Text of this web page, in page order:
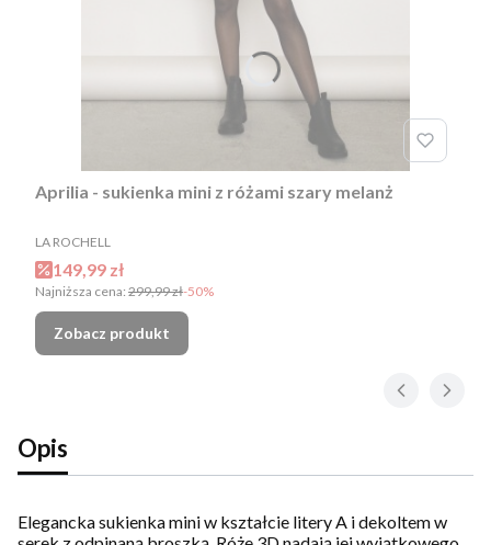
Aprilia - sukienka mini z różami szary melanż
PRODUCENT
LA ROCHELL
Cena promocyjna
149,99 zł
Najniższa cena: 299,99 zł-50%
Zobacz produkt
Opis
Elegancka sukienka mini w kształcie litery A i dekoltem w